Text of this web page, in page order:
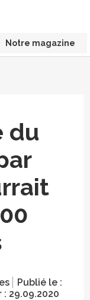
Notre magazine
du
Publié le :
: 29.09.2020